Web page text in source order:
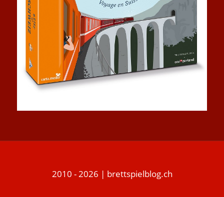
2010 - 2026 | brettspielblog.ch